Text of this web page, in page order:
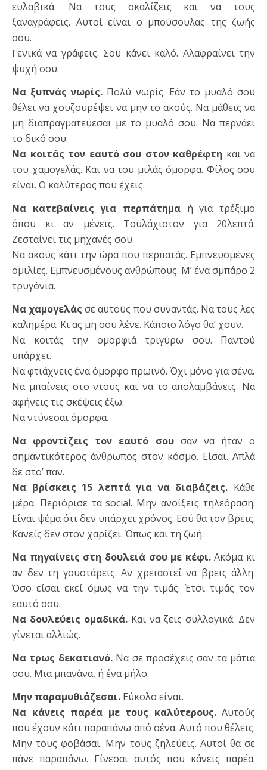
ευλαβικά. Να τους σκαλίζεις και να τους
ξαναγράφεις. Αυτοί είναι ο μπούσουλας της ζωής
σου.
Γενικά να γράφεις. Σου κάνει καλό. Αλαφραίνει την
ψυχή σου.
Να ξυπνάς νωρίς. Πολύ νωρίς. Εάν το μυαλό σου
θέλει να χουζουρέψει να μην το ακούς. Να μάθεις να
μη διαπραγματεύεσαι με το μυαλό σου. Να περνάει
το δικό σου.
Να κοιτάς τον εαυτό σου στον καθρέφτη και να
του χαμογελάς. Και να του μιλάς όμορφα. Φίλος σου
είναι. Ο καλύτερος που έχεις.
Να κατεβαίνεις για περπάτημα ή για τρέξιμο
όπου κι αν μένεις. Τουλάχιστον για 20λεπτά.
Ζεσταίνει τις μηχανές σου.
Να ακούς κάτι την ώρα που περπατάς. Εμπνευσμένες
ομιλίες. Εμπνευσμένους ανθρώπους. Μ’ ένα σμπάρο 2
τρυγόνια.
Να χαμογελάς σε αυτούς που συναντάς. Να τους λες
καλημέρα. Κι ας μη σου λένε. Κάποιο λόγο θα’ χουν.
Να κοιτάς την ομορφιά τριγύρω σου. Παντού
υπάρχει.
Να φτιάχνεις ένα όμορφο πρωινό. Όχι μόνο για σένα.
Να μπαίνεις στο ντους και να το απολαμβάνεις. Να
αφήνεις τις σκέψεις έξω.
Να ντύνεσαι όμορφα.
Να φροντίζεις τον εαυτό σουσαν να ήταν ο
σημαντικότερος άνθρωπος στον κόσμο. Είσαι. Απλά
δε στο’ παν.
Να βρίσκεις 15 λεπτά για να διαβάζεις. Κάθε
μέρα. Περιόρισε τα social. Μην ανοίξεις τηλεόραση.
Είναι ψέμα ότι δεν υπάρχει χρόνος. Εσύ θα τον βρεις.
Κανείς δεν στον χαρίζει. Όπως και τη ζωή.
Να πηγαίνεις στη δουλειά σου με κέφι.Ακόμα κι
αν δεν τη γουστάρεις. Αν χρειαστεί να βρεις άλλη.
Όσο είσαι εκεί όμως να την τιμάς. Έτσι τιμάς τον
εαυτό σου.
Να δουλεύεις ομαδικά. Και να ζεις συλλογικά. Δεν
γίνεται αλλιώς.
Να τρως δεκατιανό.Να σε προσέχεις σαν τα μάτια
σου. Μια μπανάνα, ή ένα μήλο.
Μην παραμυθιάζεσαι. Εύκολο είναι.
Να κάνεις παρέα με τους καλύτερους.Αυτούς
που έχουν κάτι παραπάνω από σένα. Αυτό που θέλεις.
Μην τους φοβάσαι. Μην τους ζηλεύεις. Αυτοί θα σε
πάνε παραπάνω. Γίνεσαι αυτός που κάνεις παρέα.